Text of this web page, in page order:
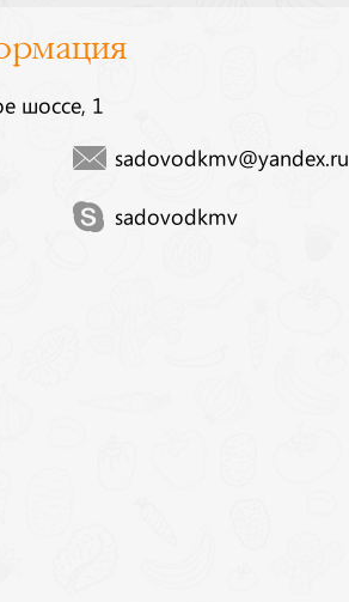
шоссе, 1
sadovodkmv@yandex.ru
sadovodkmv